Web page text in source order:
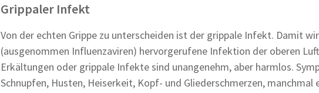
Grippaler Infekt
Von der echten Grippe zu unterscheiden ist der grippale Infekt. Damit
(ausgenommen Influenzaviren) hervorgerufene Infektion der oberen
Erkältungen oder grippale Infekte sind unangenehm, aber harmlos.
Schnupfen, Husten, Heiserkeit, Kopf- und Gliederschmerzen,